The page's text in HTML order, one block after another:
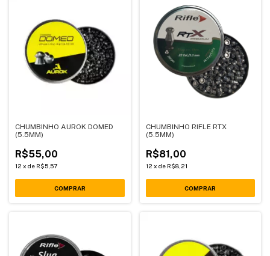
CHUMBINHO AUROK DOMED
(5.5MM)
R$55,00
12 x de R$5,57
CHUMBINHO RIFLE RTX
(5.5MM)
R$81,00
12 x de R$8,21